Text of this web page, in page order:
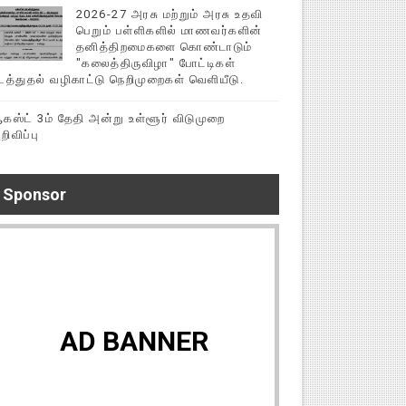
2026-27 அரசு மற்றும் அரசு உதவி
பெறும் பள்ளிகளில் மாணவர்களின்
தனித்திறமைகளை கொண்டாடும்
"கலைத்திருவிழா" போட்டிகள்
வழிகாட்டு நெறிமுறைகள் வெளியீடு.
3ம் தேதி அன்று உள்ளூர் விடுமுறை
Sponsor
AD BANNER